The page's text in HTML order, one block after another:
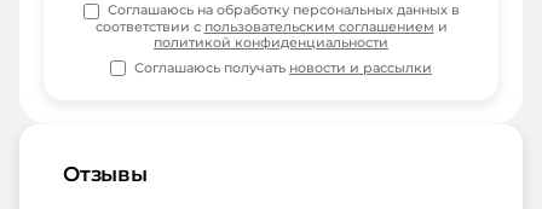
Отзывы
Соглашаюсь на обработку персональных данных в
соответствии с пользовательским соглашением и
политикой конфиденциальности
Соглашаюсь получать новости и рассылки